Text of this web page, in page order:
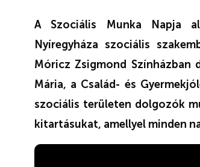
A Szociális Munka Napja
Nyíregyháza szociális
Móricz Zsigmond Színházban
Mária, a Család- és
szociális területen dolgozók
kitartásukat, amellyel minden